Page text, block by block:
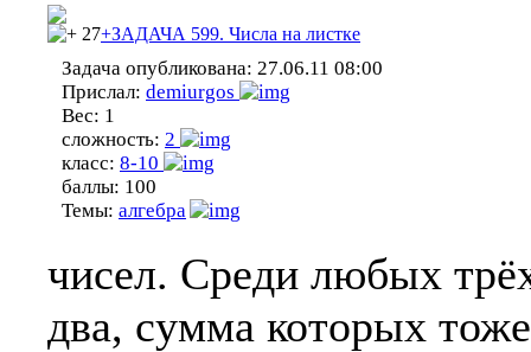
27+ЗАДАЧА 599. Числа на листке
Задача опубликована: 27.06.11 08:00
Прислал: demiurgos
Вес: 1
сложность: 2
класс: 8-10
баллы: 100
Темы: алгебра
чисел. Среди любых
два, сумма которых